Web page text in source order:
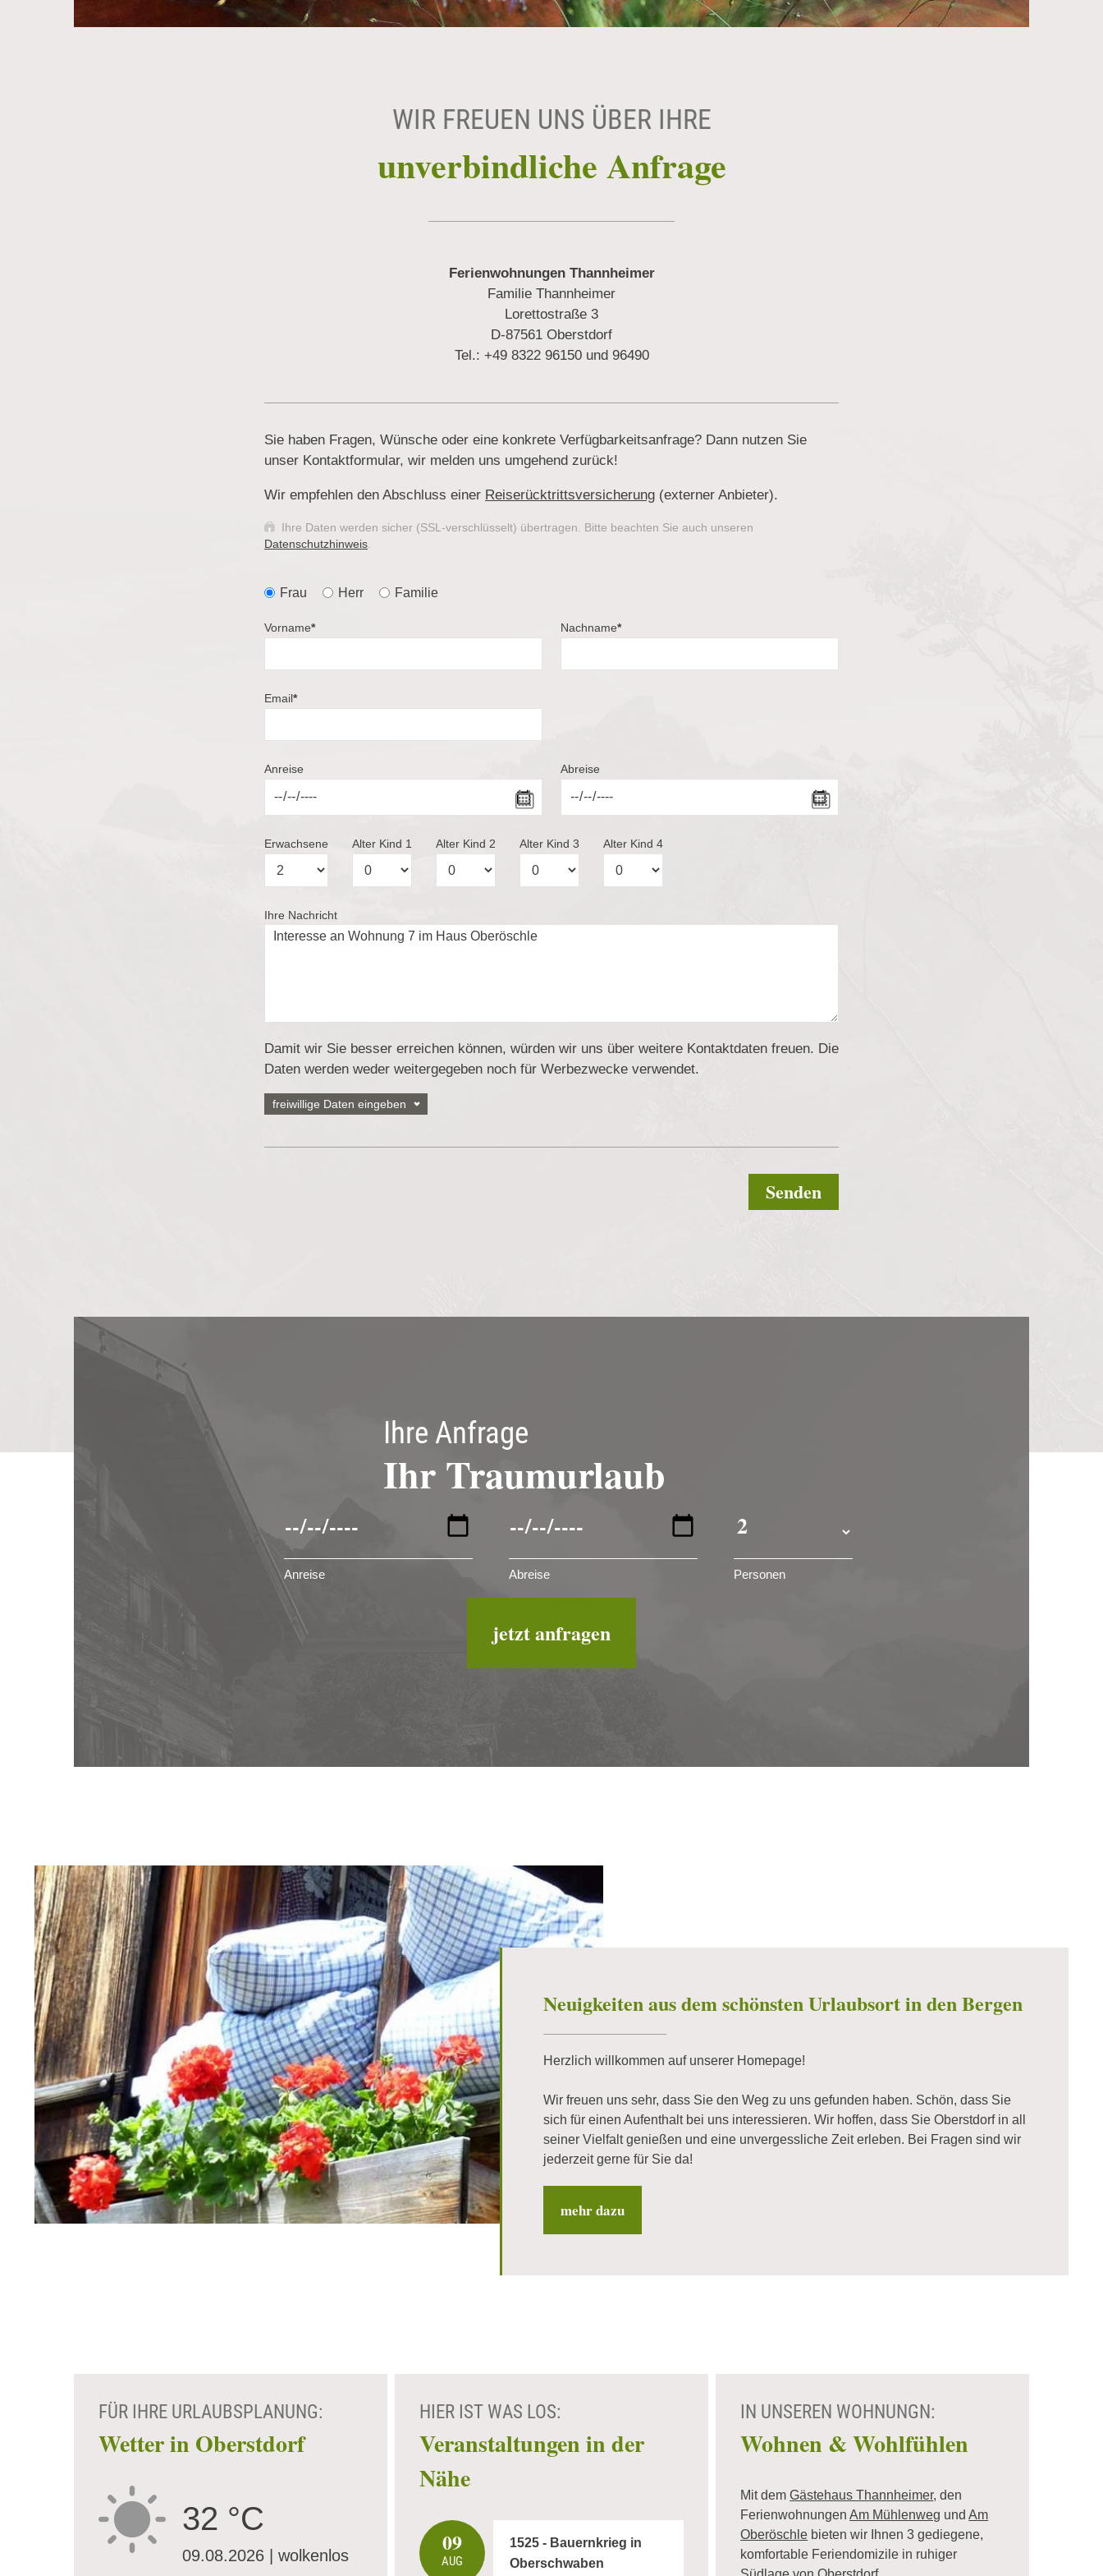
WIR FREUEN UNS ÜBER IHRE
unverbindliche Anfrage
Ferienwohnungen Thannheimer
Familie Thannheimer
Lorettostraße 3
D-87561 Oberstdorf
Tel.: +49 8322 96150 und 96490
Sie haben Fragen, Wünsche oder eine konkrete Verfügbarkeitsanfrage? Dann nutzen Sie
unser Kontaktformular, wir melden uns umgehend zurück!
Wir empfehlen den Abschluss einer Reiserücktrittsversicherung (externer Anbieter).
Ihre Daten werden sicher (SSL-verschlüsselt) übertragen. Bitte beachten Sie auch unseren
Datenschutzhinweis
Frau Herr Familie
Vorname* Nachname*
Email*
Anreise Abreise
Erwachsene Alter Kind 1 Alter Kind 2 Alter Kind 3 Alter Kind 4
Ihre Nachricht
Damit wir Sie besser erreichen können, würden wir uns über weitere Kontaktdaten freuen. Die
Daten werden weder weitergegeben noch für Werbezwecke verwendet.
freiwillige Daten eingeben
Senden
Ihre Anfrage
Ihr Traumurlaub
Anreise Abreise Personen
jetzt anfragen
Neuigkeiten aus dem schönsten Urlaubsort in den Bergen
Herzlich willkommen auf unserer Homepage!
Wir freuen uns sehr, dass Sie den Weg zu uns gefunden haben. Schön, dass Sie
sich für einen Aufenthalt bei uns interessieren. Wir hoffen, dass Sie Oberstdorf in all
seiner Vielfalt genießen und eine unvergessliche Zeit erleben. Bei Fragen sind wir
jederzeit gerne für Sie da!
mehr dazu
FÜR IHRE URLAUBSPLANUNG:
Wetter in Oberstdorf
32 °C
09.08.2026 | wolkenlos
HIER IST WAS LOS:
Veranstaltungen in der
Nähe
09
AUG
1525 - Bauernkrieg in
Oberschwaben
IN UNSEREN WOHNUNGN:
Wohnen & Wohlfühlen
Mit demGästehaus Thannheimer, den
FerienwohnungenAm Mühlenweg undAm
Oberöschle bieten wir Ihnen 3 gediegene,
komfortable Feriendomizile in ruhiger